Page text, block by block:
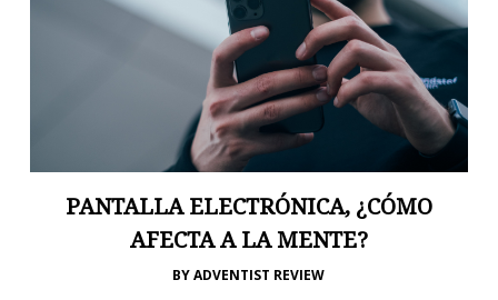
PANTALLA ELECTRÓNICA, ¿CÓMO
AFECTA A LA MENTE?
BY ADVENTIST REVIEW